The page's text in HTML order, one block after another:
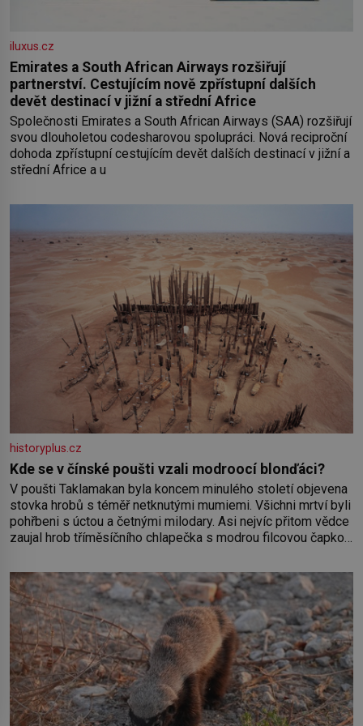
iluxus.cz
Emirates a South African Airways rozšiřují
partnerství. Cestujícím nově zpřístupní dalších
devět destinací v jižní a střední Africe
Společnosti Emirates a South African Airways (SAA) rozšiřují
svou dlouholetou codesharovou spolupráci. Nová reciproční
dohoda zpřístupní cestujícím devět dalších destinací v jižní a
střední Africe a u
historyplus.cz
Kde se v čínské poušti vzali modroocí blonďáci?
V poušti Taklamakan byla koncem minulého století objevena
stovka hrobů s téměř netknutými mumiemi. Všichni mrtví byli
pohřbeni s úctou a četnými milodary. Asi nejvíc přitom vědce
zaujal hrob tříměsíčního chlapečka s modrou filcovou čapkou,
nesmírně dobře zachovalá, přičítají odborníci zdejším
klimatickým podmínkám. Sucho, prosolené písky a extrémně